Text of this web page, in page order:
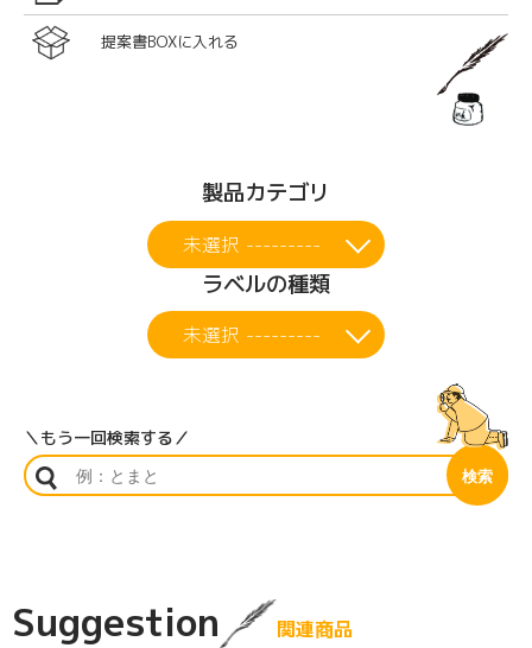
提案書BOXに入れる
製品カテゴリ
未選択 ---------
ラベルの種類
未選択 ---------
＼もう一回検索する／
Suggestion 関連商品